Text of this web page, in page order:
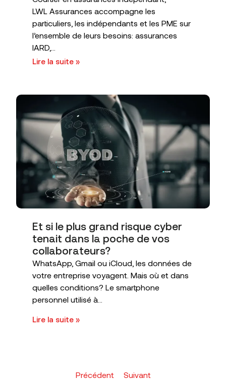
LWL Assurances accompagne les
particuliers, les indépendants et les PME sur
l’ensemble de leurs besoins: assurances
IARD,...
Lire la suite »
Et si le plus grand risque cyber
tenait dans la poche de vos
collaborateurs?
WhatsApp, Gmail ou iCloud, les données de
votre entreprise voyagent. Mais où et dans
quelles conditions? Le smartphone
personnel utilisé à...
Lire la suite »
Précédent Suivant